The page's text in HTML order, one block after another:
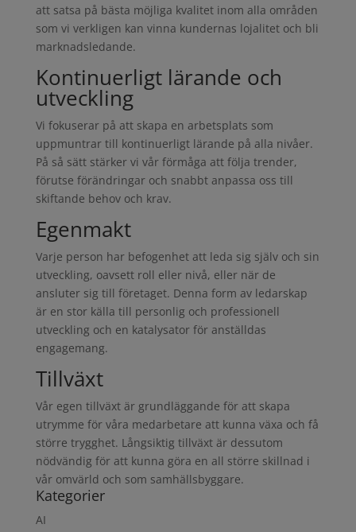
att satsa på bästa möjliga kvalitet inom alla områden
som vi verkligen kan vinna kundernas lojalitet och bli
marknadsledande.
Kontinuerligt lärande och
utveckling
Vi fokuserar på att skapa en arbetsplats som
uppmuntrar till kontinuerligt lärande på alla nivåer.
På så sätt stärker vi vår förmåga att följa trender,
förutse förändringar och snabbt anpassa oss till
skiftande behov och krav.
Egenmakt
Varje person har befogenhet att leda sig själv och sin
utveckling, oavsett roll eller nivå, eller när de
ansluter sig till företaget. Denna form av ledarskap
är en stor källa till personlig och professionell
utveckling och en katalysator för anställdas
engagemang.
Tillväxt
Vår egen tillväxt är grundläggande för att skapa
utrymme för våra medarbetare att kunna växa och få
större trygghet. Långsiktig tillväxt är dessutom
nödvändig för att kunna göra en all större skillnad i
vår omvärld och som samhällsbyggare.
Kategorier
AI